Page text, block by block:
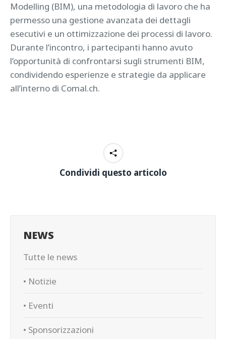
Modelling (BIM), una metodologia di lavoro che ha
permesso una gestione avanzata dei dettagli
esecutivi e un ottimizzazione dei processi di lavoro.
Durante l’incontro, i partecipanti hanno avuto
l’opportunità di confrontarsi sugli strumenti BIM,
condividendo esperienze e strategie da applicare
all’interno di Comal.ch.
Condividi questo articolo
NEWS
Tutte le news
• Notizie
• Eventi
• Sponsorizzazioni